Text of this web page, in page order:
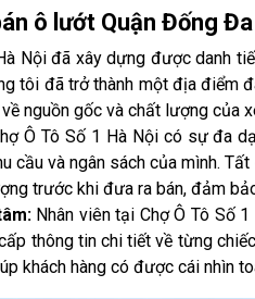
ô lướt Quận Đống
Nội đã xây dựng được danh
tôi đã trở thành một địa điểm
nguồn gốc và chất lượng của
Ô Tô Số 1 Hà Nội có sự đa
cầu và ngân sách của mình.
trước khi đưa ra bán, đảm
Nhân viên tại Chợ Ô Tô Số
thông tin chi tiết về từng
khách hàng có được cái nhìn